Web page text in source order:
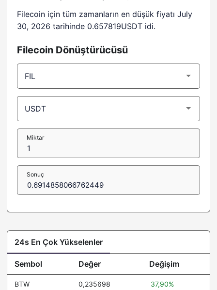
Filecoin için tüm zamanların en düşük fiyatı July
30, 2026 tarihinde 0.657819USDT idi.
Filecoin Dönüştürücüsü
Miktar
Sonuç
24s En Çok Yükselenler
Sembol Değer Değişim
BTW 0,235698 37,90%